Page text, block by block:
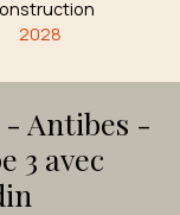
2028
Antibes -
3 avec